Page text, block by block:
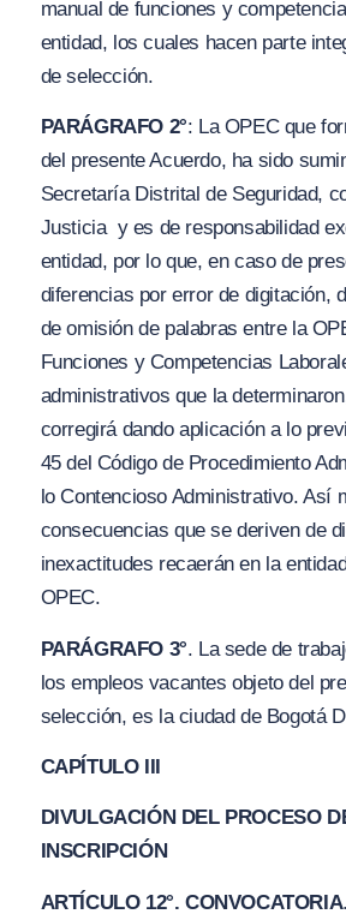
manual de funciones y
entidad, los cuales hacen parte
de selección.
PARÁGRAFO 2°: La OPEC que
del presente Acuerdo, ha sido
Secretaría Distrital de Seguridad,
Justicia y es de responsabilidad
entidad, por lo que, en caso de
diferencias por error de digitación,
de omisión de palabras entre la
Funciones y Competencias
administrativos que la
corregirá dando aplicación a lo
45 del Código de Procedimiento
lo Contencioso Administrativo. Así
consecuencias que se deriven de
inexactitudes recaerán en la
OPEC.
PARÁGRAFO 3°. La sede de
los empleos vacantes objeto del
selección, es la ciudad de Bogotá
CAPÍTULO III
DIVULGACIÓN DEL PROCESO
INSCRIPCIÓN
ARTÍCULO 12°. CONVOCATORIA